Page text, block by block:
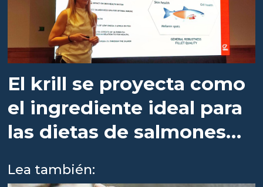
El krill se proyecta como
el ingrediente ideal para
las dietas de salmones
Lea también: